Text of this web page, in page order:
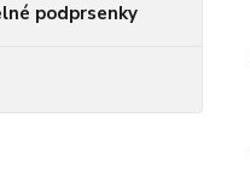
podprsenky